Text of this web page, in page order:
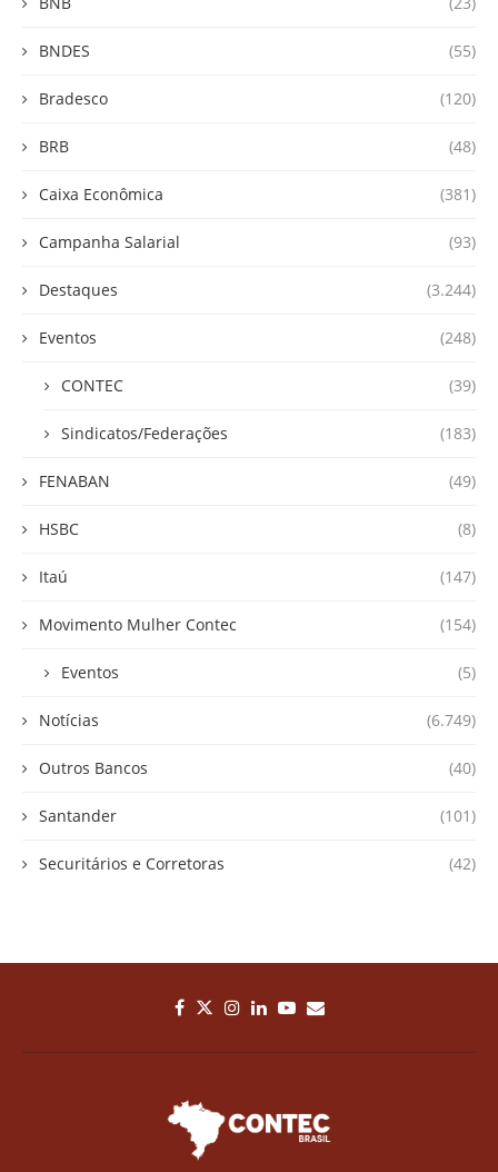
BNDES (55)
Bradesco (120)
BRB (48)
Caixa Econômica (381)
Campanha Salarial (93)
Destaques (3.244)
Eventos (248)
CONTEC (39)
Sindicatos/Federações (183)
FENABAN (49)
HSBC (8)
Itaú (147)
Movimento Mulher Contec (154)
Eventos (5)
Notícias (6.749)
Outros Bancos (40)
Santander (101)
Securitários e Corretoras (42)